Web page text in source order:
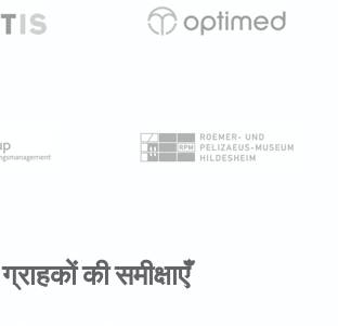
ग्राहकों की समीक्षाएँ